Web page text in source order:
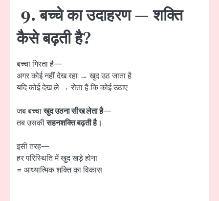
9. बच्चे का उदाहरण — शक्ति
कैसे बढ़ती है?
बच्चा गिरता है—
अगर कोई नहीं देख रहा → खुद उठ जाता है
यदि कोई देख ले → रोता है कि कोई उठाए
जब बच्चाखुद उठना सीख लेता है—
तब उसकीसहनशक्ति बढ़ती है।
इसी तरह—
हर परिस्थिति में खुद खड़े होना
= आध्यात्मिक शक्ति का विकास